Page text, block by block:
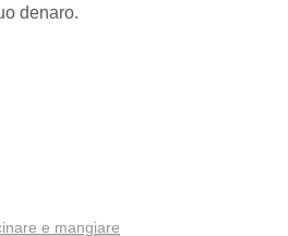
denaro.
e mangiare